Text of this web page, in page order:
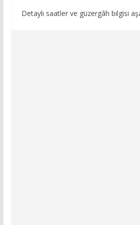
Detaylı saatler ve güzergâh bilgisi